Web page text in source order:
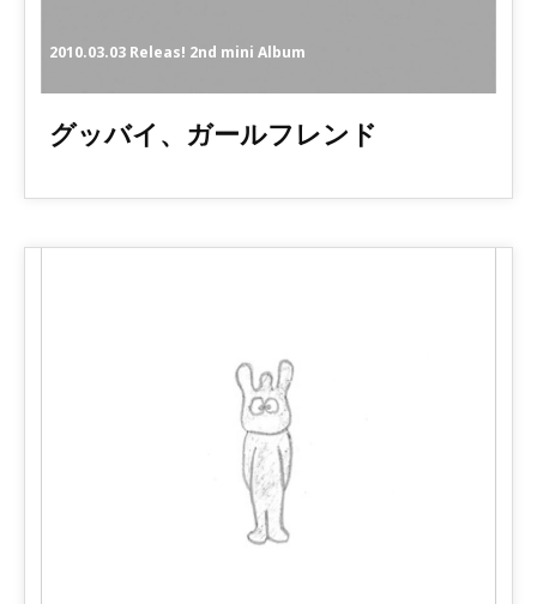
2010.03.03 Releas! 2nd mini Album
グッバイ、ガールフレンド